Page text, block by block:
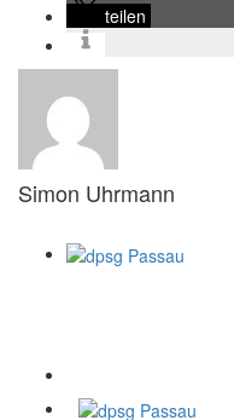
teilen
Simon Uhrmann